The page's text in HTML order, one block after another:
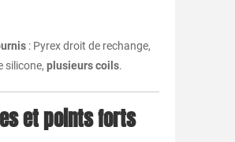
: Pyrex droit de rechange,
silicone, plusieurs coils.
et points forts